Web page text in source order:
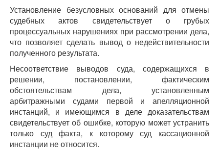
Установление безусловных оснований для отмены
судебных актов свидетельствует о грубых
процессуальных нарушениях при рассмотрении дела,
что позволяет сделать вывод о недействительности
полученного результата.
Несоответствие выводов суда, содержащихся в
решении, постановлении, фактическим
обстоятельствам дела, установленным
арбитражными судами первой и апелляционной
инстанций, и имеющимся в деле доказательствам
свидетельствует об ошибке, которую может устранить
только суд факта, к которому суд кассационной
инстанции не относится.